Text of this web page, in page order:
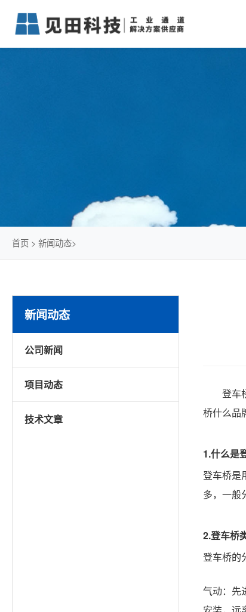
首页 > 新闻动态>
新闻动态
公司新闻
项目动态
技术文章
登车
桥什么品
1.什么是
登车桥是
多，一般
2.登车桥
登车桥的
气动：先